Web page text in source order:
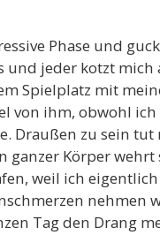
Phase und
und jeder kotzt mich
Spielplatz mit
von ihm, obwohl ich
Draußen zu sein tut
ganzer Körper wehrt
weil ich
nehmen
Tag den Drang